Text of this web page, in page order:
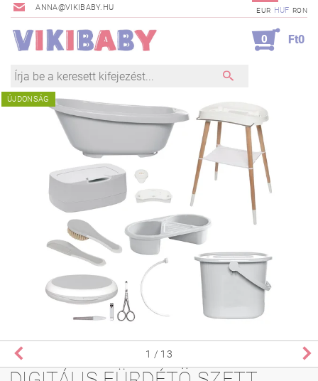
ANNA@VIKIBABY.HU EUR HUF RON
0 Ft0
ÚJDONSÁG
1 / 13